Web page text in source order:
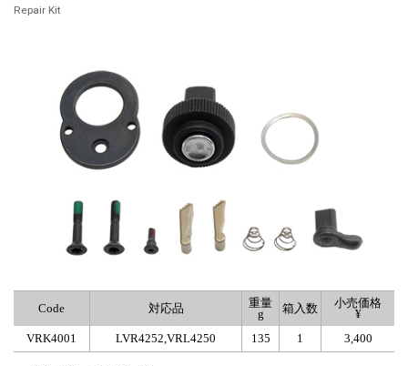
Repair Kit
Code 対応品
重量
g
箱入数
小売価格
¥
VRK4001
LVR4252,VRL4250 135 1 3,400